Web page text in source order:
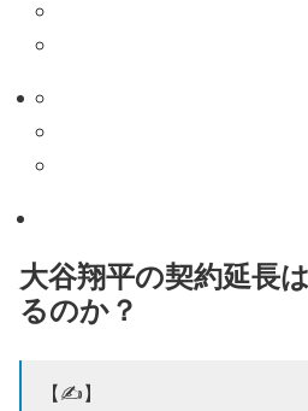
大谷翔平の契約延長
るのか？
【✍️】